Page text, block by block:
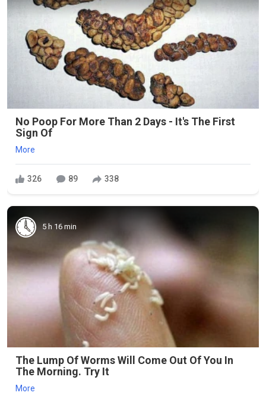
No Poop For More Than 2 Days - It's The First
Sign Of
More
326 89 338
5 h 16 min
The Lump Of Worms Will Come Out Of You In
The Morning. Try It
More